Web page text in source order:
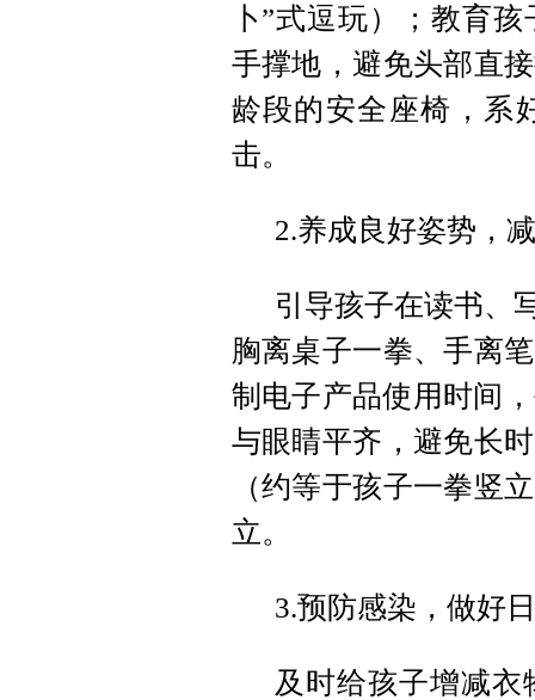
卜”式逗玩）；教育
手撑地，避免头部直
龄段的安全座椅，系
击。
2.养成良好姿势，
引导孩子在读书、
胸离桌子一拳、手离
制电子产品使用时间
与眼睛平齐，避免长
（约等于孩子一拳竖
立。
3.预防感染，做好
及时给孩子增减